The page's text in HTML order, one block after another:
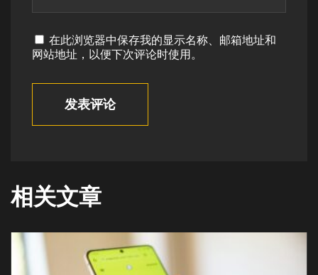
在此浏览器中保存我的显示名称、邮箱地址和
网站地址，以便下次评论时使用。
发表评论
相关文章